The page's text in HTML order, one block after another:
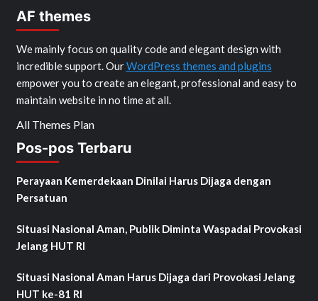
AF themes
We mainly focus on quality code and elegant design with
incredible support. OurWordPress themes and plugins
empower you to create an elegant, professional and easy to
maintain website in no time at all.
All Themes Plan
Pos-pos Terbaru
Perayaan Kemerdekaan Dinilai Harus Dijaga dengan
Persatuan
Situasi Nasional Aman, Publik Diminta Waspadai Provokasi
Jelang HUT RI
Situasi Nasional Aman Harus Dijaga dari Provokasi Jelang
HUT ke-81 RI